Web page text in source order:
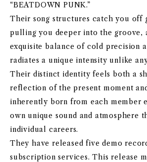
“BEATDOWN PUNK.”
Their song structures catch you off
pulling you deeper into the groove,
exquisite balance of cold precision
radiates a unique intensity unlike
Their distinct identity feels both a
reflection of the present moment
inherently born from each member
own unique sound and atmosphere
individual careers.
They have released five demo
subscription services. This release